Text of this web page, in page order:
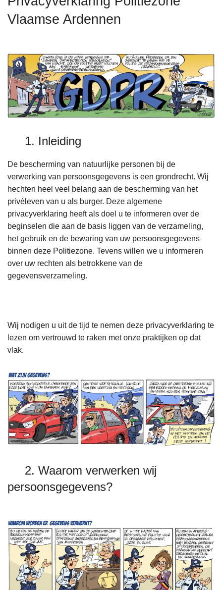
Vlaamse Ardennen
1. Inleiding
De bescherming van natuurlijke personen bij de
verwerking van persoonsgegevens is een grondrecht. Wij
hechten heel veel belang aan de bescherming van het
privéleven van u als burger. Deze algemene
privacyverklaring heeft als doel u te informeren over de
beginselen die aan de basis liggen van de verzameling,
het gebruik en de bewaring van uw persoonsgegevens
binnen deze Politiezone. Tevens willen we u informeren
over uw rechten als betrokkene van de
gegevensverzameling.
Wij nodigen u uit de tijd te nemen deze privacyverklaring te
lezen om vertrouwd te raken met onze praktijken op dat
vlak.
2. Waarom verwerken wij
persoonsgegevens?